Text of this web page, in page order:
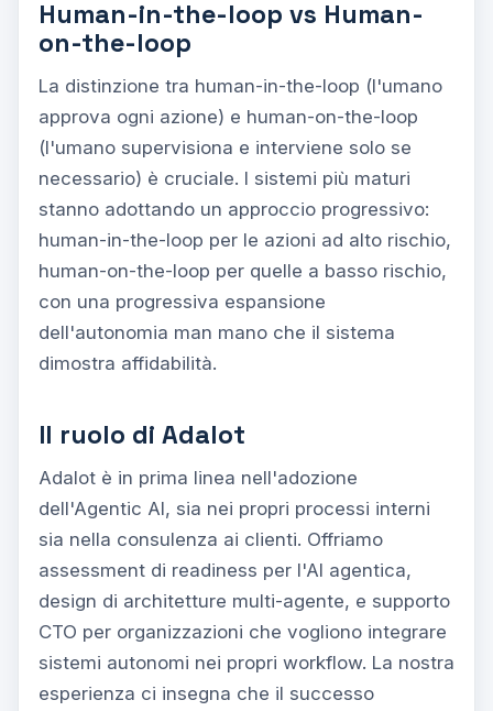
Human-in-the-loop vs Human-
on-the-loop
La distinzione tra human-in-the-loop (l'umano
approva ogni azione) e human-on-the-loop
(l'umano supervisiona e interviene solo se
necessario) è cruciale. I sistemi più maturi
stanno adottando un approccio progressivo:
human-in-the-loop per le azioni ad alto rischio,
human-on-the-loop per quelle a basso rischio,
con una progressiva espansione
dell'autonomia man mano che il sistema
dimostra affidabilità.
Il ruolo di Adalot
Adalot è in prima linea nell'adozione
dell'Agentic AI, sia nei propri processi interni
sia nella consulenza ai clienti. Offriamo
assessment di readiness per l'AI agentica,
design di architetture multi-agente, e supporto
CTO per organizzazioni che vogliono integrare
sistemi autonomi nei propri workflow. La nostra
esperienza ci insegna che il successo